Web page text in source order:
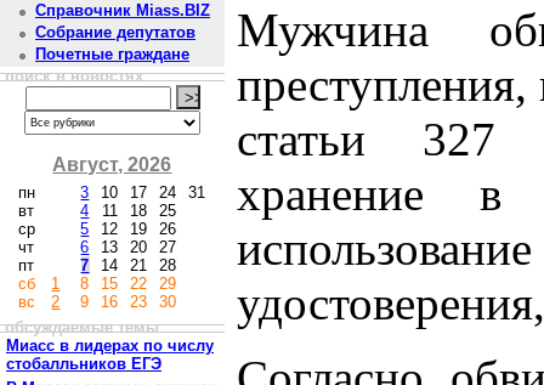
Справочник Miass.BIZ
Собрание депутатов
Почетные граждане
поиск в новостях
Август, 2026
пн
вт
ср
чт
пт
сб
вс
1
2
3
4
5
6
7
8
9
10
11
12
13
14
15
16
17
18
19
20
21
22
23
24
25
26
27
28
29
30
31
обсуждаемые темы
Миасс в лидерах по числу
стобалльников ЕГЭ
Мужчина
статьи
хранение в